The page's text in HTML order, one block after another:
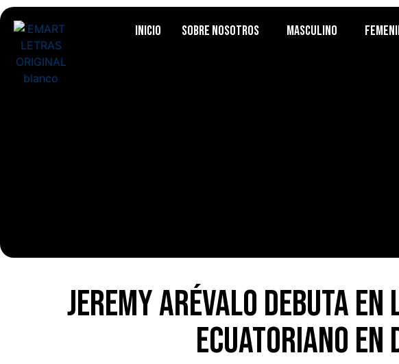
Inicio Sobre Nosotros Masculino
Jeremy Arévalo debuta
ecuatoriano en